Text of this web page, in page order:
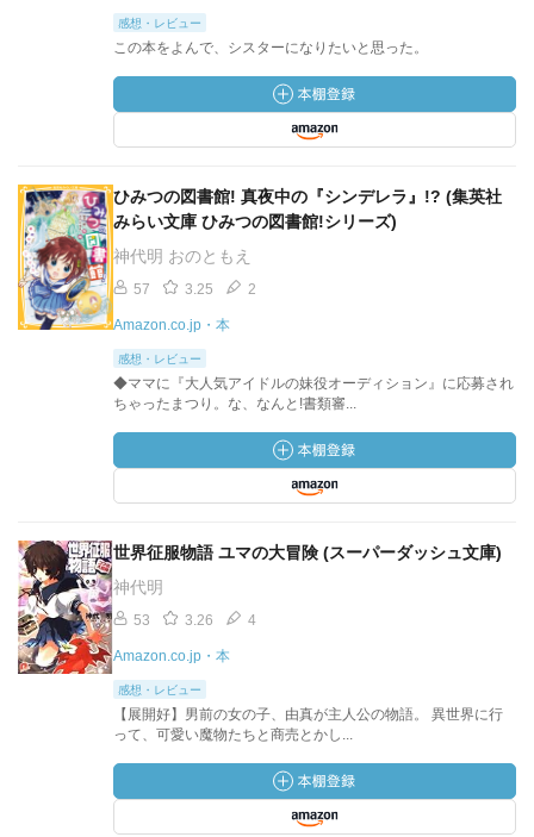
感想・レビュー
この本をよんで、シスターになりたいと思った。
ひみつの図書館! 真夜中の『シンデレラ』!? (集英社
みらい文庫 ひみつの図書館!シリーズ)
神代明 おのともえ
57 3.25 2
Amazon.co.jp・本
感想・レビュー
◆ママに『大人気アイドルの妹役オーディション』に応募され
ちゃったまつり。な、なんと!書類審...
世界征服物語 ユマの大冒険 (スーパーダッシュ文庫)
神代明
53 3.26 4
Amazon.co.jp・本
感想・レビュー
【展開好】男前の女の子、由真が主人公の物語。 異世界に行
って、可愛い魔物たちと商売とかし...